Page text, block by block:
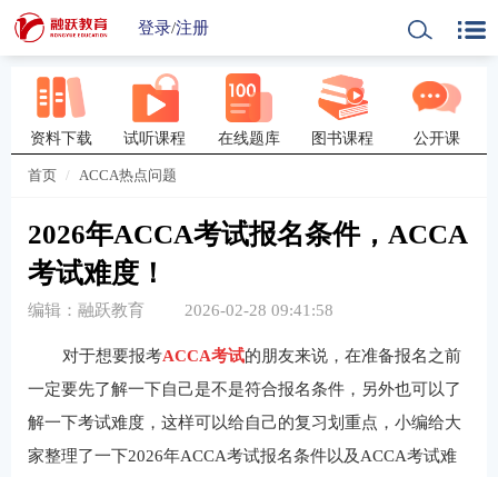
登录/注册
资料下载 试听课程 在线题库 图书课程 公开课
首页 ACCA热点问题
2026年ACCA考试报名条件，ACCA
考试难度！
编辑：融跃教育 2026-02-28 09:41:58
对于想要报考ACCA考试的朋友来说，在准备报名之前
一定要先了解一下自己是不是符合报名条件，另外也可以了
解一下考试难度，这样可以给自己的复习划重点，小编给大
家整理了一下2026年ACCA考试报名条件以及ACCA考试难